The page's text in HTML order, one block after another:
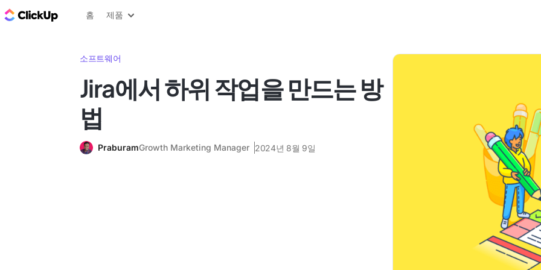
ClickUp 블로그
홈 제품
소프트웨어
Jira에서 하위 작업을 만드는 방
법
PraburamGrowth Marketing Manager 2024년 8월 9일